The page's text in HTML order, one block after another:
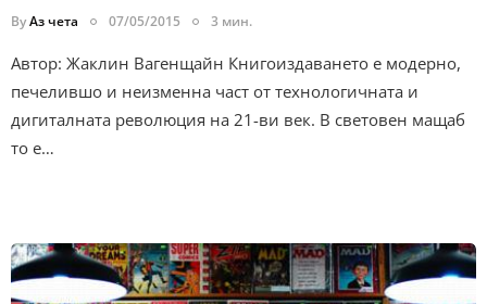
ByАз чета 07/05/2015 3 мин.
Автор: Жаклин Вагенщайн Книгоиздаването е модерно,
печелившо и неизменна част от технологичната и
дигиталната революция на 21-ви век. В световен мащаб
то е…